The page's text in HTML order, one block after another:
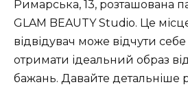
Римарська, 13, розташована
GLAM BEAUTY Studio. Це
відвідувач може відчути
отримати ідеальний образ
бажань. Давайте детальніше